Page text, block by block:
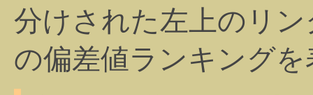
分けされた左上のリ
の偏差値ランキング